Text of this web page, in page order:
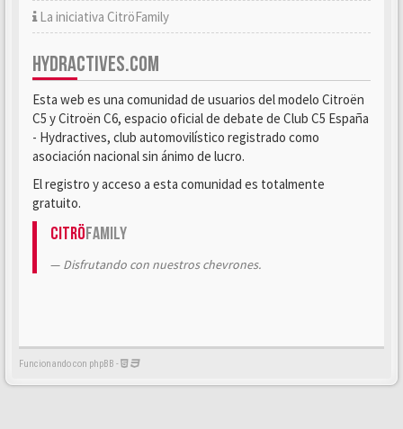
La iniciativa CitröFamily
HYDRACTIVES.COM
Esta web es una comunidad de usuarios del modelo Citroën
C5 y Citroën C6, espacio oficial de debate de Club C5 España
- Hydractives, club automovilístico registrado como
asociación nacional sin ánimo de lucro.
El registro y acceso a esta comunidad es totalmente
gratuito.
CitröFamily
Disfrutando con nuestros chevrones.
Funcionando con phpBB -